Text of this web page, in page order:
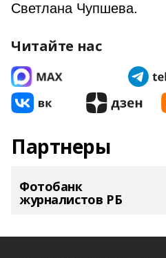
Светлана Чупшева.
Читайте нас
Партнеры
Фотобанк
журналистов РБ